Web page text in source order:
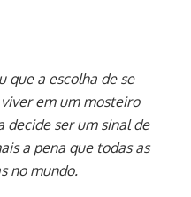
que a escolha de se
em um mosteiro
decide ser um sinal de
a pena que todas as
no mundo.